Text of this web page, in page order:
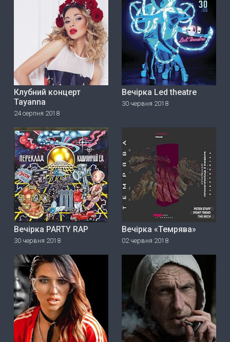
Клубний концерт
Tayanna
24 серпня 2018
Вечірка Led theatre
30 червня 2018
Вечірка PARTY RAP
30 червня 2018
Вечірка «Темрява»
02 червня 2018